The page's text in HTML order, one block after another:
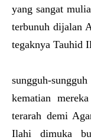
yang sangat
terbunuh dijalan
tegaknya Tauhid
sungguh-
kematian
terarah demi
Ilahi dimuka